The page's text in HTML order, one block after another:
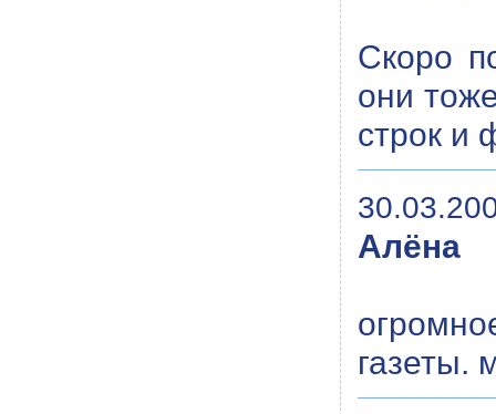
Скоро
они
строк и
Алёна
газеты.